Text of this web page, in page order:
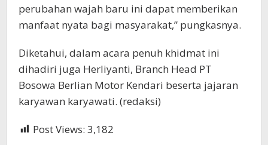
perubahan wajah baru ini dapat memberikan
manfaat nyata bagi masyarakat,” pungkasnya.
Diketahui, dalam acara penuh khidmat ini
dihadiri juga Herliyanti, Branch Head PT
Bosowa Berlian Motor Kendari beserta jajaran
karyawan karyawati. (redaksi)
Post Views: 3,182